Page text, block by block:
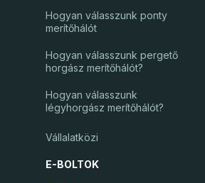
Hogyan válasszunk ponty
merítőhálót
Hogyan válasszunk pergető
horgász merítőhálót?
Hogyan válasszunk
légyhorgász merítőhálót?
Vállalatközi
E-BOLTOK